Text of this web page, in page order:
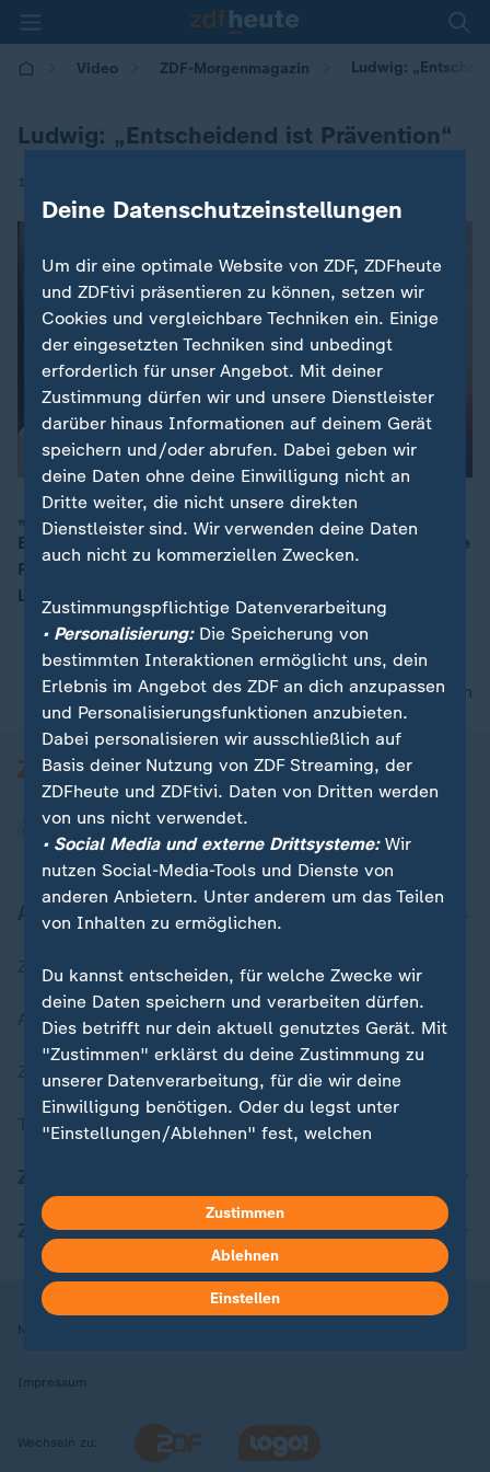
Video ZDF-Morgenmagazin Ludwig:
Ludwig: „Entscheidend ist Prävention“
13.05.2026 | 05:30
00:17
„Wir müssen bei den Kindern anfangen“: Tägliche
Bewegung und gesunde Ernährung seien zentral für die
Prävention von Typ-2-Diabetes, sagt Prof. Barbara
Ludwig, Präsidentin des Diabeteskongresses.
nach oben
Aktuell bei ZDFheute
Zuletzt veröffentlicht
Aktuelle Sendungs-Videos
ZDFheute Stories
Themen im Überblick
ZDFheute Apps
Nutzungsbedingungen
Impressum
Wechseln zu:
Deine Datenschutzeinstellungen
Um dir eine optimale Website von ZDF, ZDFheute
und ZDFtivi präsentieren zu können, setzen wir
Cookies und vergleichbare Techniken ein. Einige
der eingesetzten Techniken sind unbedingt
erforderlich für unser Angebot. Mit deiner
Zustimmung dürfen wir und unsere Dienstleister
darüber hinaus Informationen auf deinem Gerät
speichern und/oder abrufen. Dabei geben wir
deine Daten ohne deine Einwilligung nicht an
Dritte weiter, die nicht unsere direkten
Dienstleister sind. Wir verwenden deine Daten
auch nicht zu kommerziellen Zwecken.
Zustimmungspflichtige Datenverarbeitung
• Personalisierung:Die Speicherung von
bestimmten Interaktionen ermöglicht uns, dein
Erlebnis im Angebot des ZDF an dich anzupassen
und Personalisierungsfunktionen anzubieten.
Dabei personalisieren wir ausschließlich auf
Basis deiner Nutzung von ZDF Streaming, der
ZDFheute und ZDFtivi. Daten von Dritten werden
von uns nicht verwendet.
• Social Media und externe Drittsysteme:Wir
nutzen Social-Media-Tools und Dienste von
anderen Anbietern. Unter anderem um das Teilen
von Inhalten zu ermöglichen.
Du kannst entscheiden, für welche Zwecke wir
deine Daten speichern und verarbeiten dürfen.
Dies betrifft nur dein aktuell genutztes Gerät. Mit
"Zustimmen" erklärst du deine Zustimmung zu
unserer Datenverarbeitung, für die wir deine
Einwilligung benötigen. Oder du legst unter
"Einstellungen/Ablehnen" fest, welchen
kannst du jederzeit mit Wirkung für die Zukunft
in deinen Einstellungen widerrufen oder ändern.
Hier findest du das Impressum.
Weitere Informationen findest du in unserer
Zustimmen
Ablehnen
Einstellen